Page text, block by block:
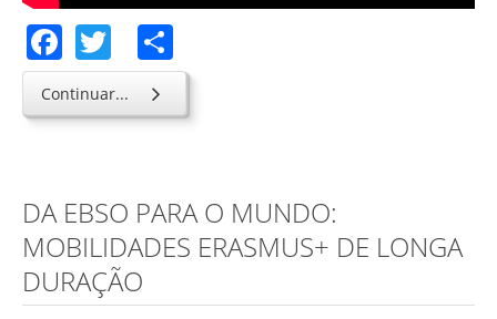
Facebook
Twitter
Continuar...
DA EBSO PARA O MUNDO:
MOBILIDADES ERASMUS+ DE LONGA
DURAÇÃO